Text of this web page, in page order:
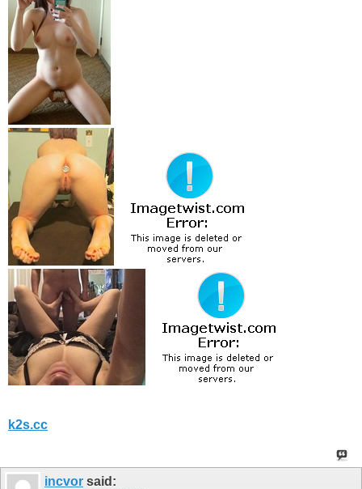
k2s.cc
incvor said: